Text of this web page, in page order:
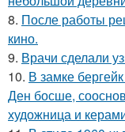
8. После работы
кино.
9. Врачи сделали
10. В замке
Ден босше,
художница и